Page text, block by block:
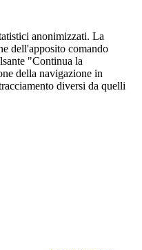
anonimizzati. La
dell'apposito comando
"Continua la
della navigazione in
diversi da quelli